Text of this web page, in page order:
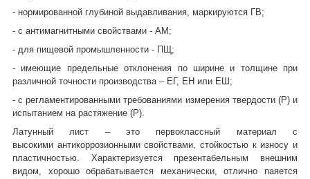
- нормированной глубиной выдавливания, маркируются ГВ;
- с антимагнитными свойствами - АМ;
- для пищевой промышленности - ПЩ;
- имеющие предельные отклонения по ширине и толщине при
различной точности производства – ЕГ, ЕН или ЕШ;
- с регламентированными требованиями измерения твердости (Р) и
испытанием на растяжение (Р).
Латунный лист – это первоклассный материал с
высокими антикоррозионными свойствами, стойкостью к износу и
пластичностью. Характеризуется презентабельным внешним
видом, хорошо обрабатывается механически, отлично паяется